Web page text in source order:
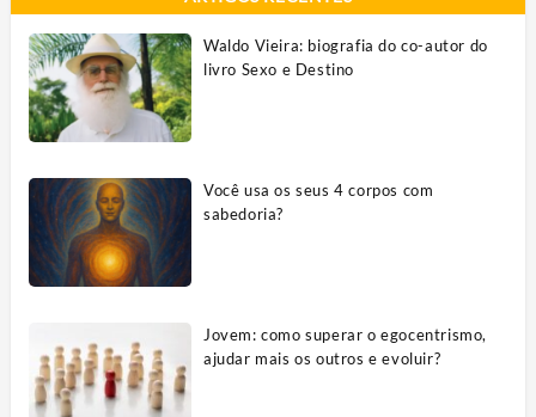
Waldo Vieira: biografia do co-autor do
livro Sexo e Destino
Você usa os seus 4 corpos com
sabedoria?
Jovem: como superar o egocentrismo,
ajudar mais os outros e evoluir?